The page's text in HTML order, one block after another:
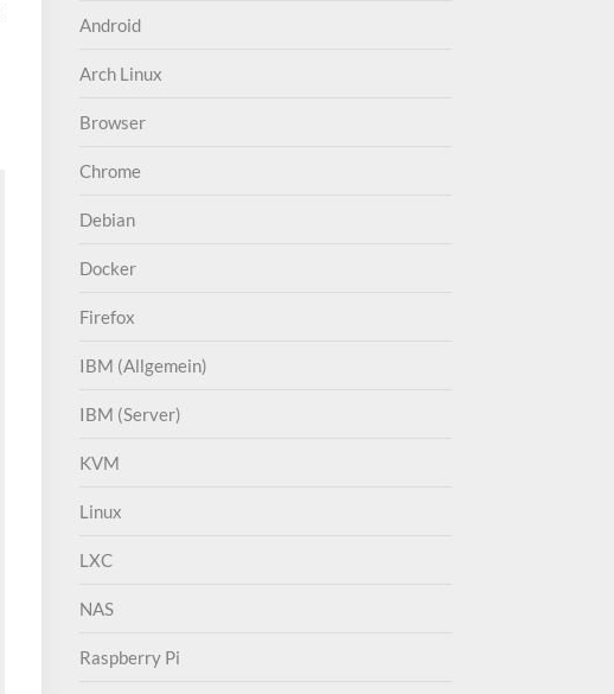
Android
Arch Linux
Browser
Chrome
Debian
Docker
Firefox
IBM (Allgemein)
IBM (Server)
KVM
Linux
LXC
NAS
Raspberry Pi